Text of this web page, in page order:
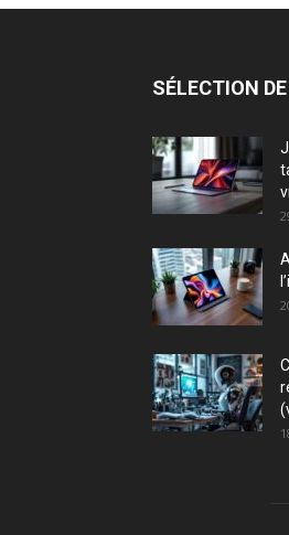
SÉLECTION